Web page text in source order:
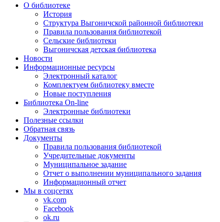
О библиотеке
История
Структура Выгоничской районной библиотеки
Правила пользования библиотекой
Сельские библиотеки
Выгоничская детская библиотека
Новости
Информационные ресурсы
Электронный каталог
Комплектуем библиотеку вместе
Новые поступления
Библиотека On-line
Электронные библиотеки
Полезные ссылки
Обратная связь
Документы
Правила пользования библиотекой
Учредительные документы
Муниципальное задание
Отчет о выполнении муниципального задания
Информационный отчет
Мы в соцсетях
vk.com
Facebook
ok.ru